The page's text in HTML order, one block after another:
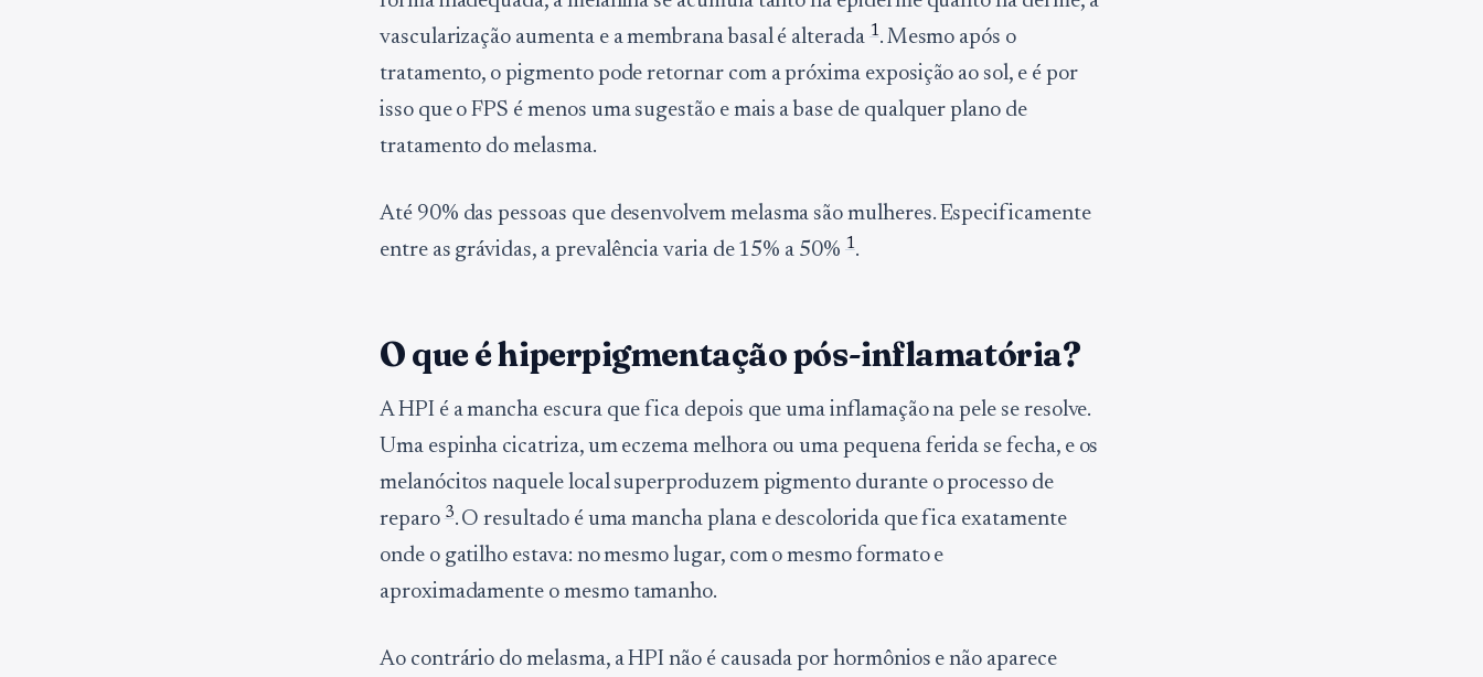
vascularização aumenta e a membrana basal é alterada 1. Mesmo após o
tratamento, o pigmento pode retornar com a próxima exposição ao sol, e é por
isso que o FPS é menos uma sugestão e mais a base de qualquer plano de
tratamento do melasma.
Até 90% das pessoas que desenvolvem melasma são mulheres. Especificamente
entre as grávidas, a prevalência varia de 15% a 50% 1.
O que é hiperpigmentação pós-inflamatória?
A HPI é a mancha escura que fica depois que uma inflamação na pele se resolve.
Uma espinha cicatriza, um eczema melhora ou uma pequena ferida se fecha, e os
melanócitos naquele local superproduzem pigmento durante o processo de
reparo 3. O resultado é uma mancha plana e descolorida que fica exatamente
onde o gatilho estava: no mesmo lugar, com o mesmo formato e
aproximadamente o mesmo tamanho.
Ao contrário do melasma, a HPI não é causada por hormônios e não aparece